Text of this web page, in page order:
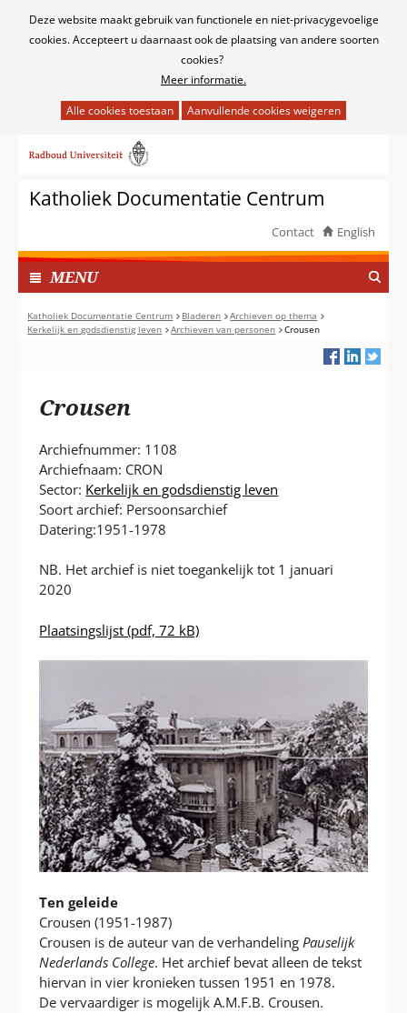
Cookies
Deze website maakt gebruik van functionele en niet-privacygevoelige
cookies. Accepteert u daarnaast ook de plaatsing van andere soorten
cookies?
Meer informatie.
het
van
cookies
deze
website
worden
toegestaan
of
naar
inhoudKatholiek Documentatie Centrum
Contact English
MENUI
N
G
E
P
Katholiek Documentatie Centrum Bladeren
Archieven op thema
Kerkelijk en godsdienstig leven
Archieven van personen Crousen
Crousen
Archiefnummer: 1108
Archiefnaam: CRON
Sector: Kerkelijk en godsdienstig leven
Soort archief: Persoonsarchief
Datering:1951-1978
NB. Het archief is niet toegankelijk tot 1 januari
2020
Plaatsingslijst (pdf, 72 kB)
Ten geleide
Crousen (1951-1987)
Crousen is de auteur van de verhandelingPauselijk
Nederlands College. Het archief bevat alleen de tekst
hiervan in vier kronieken tussen 1951 en 1978.
De vervaardiger is mogelijk A.M.F.B. Crousen.